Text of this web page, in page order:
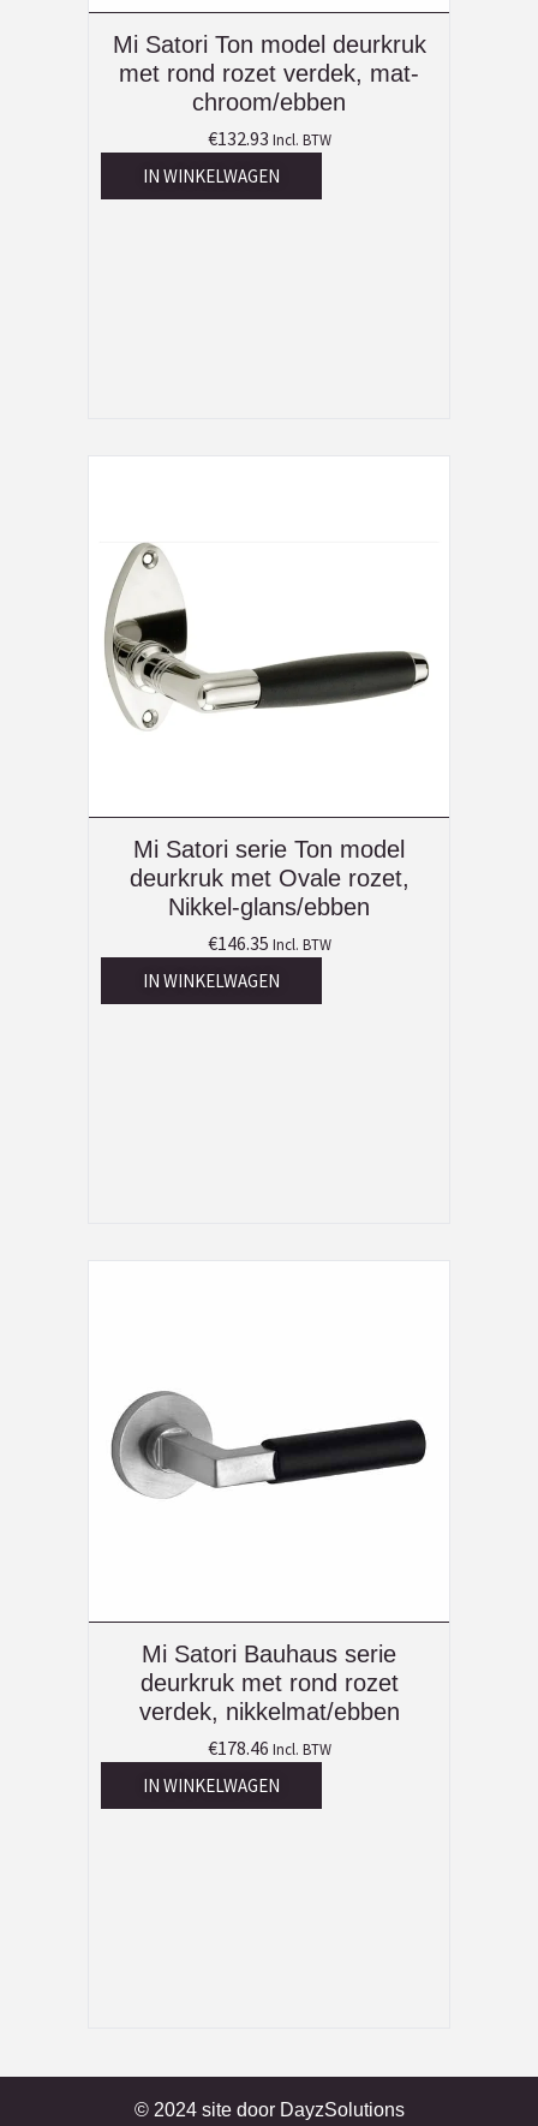
Mi Satori Ton model deurkruk
met rond rozet verdek, mat-
chroom/ebben
€132.93 Incl. BTW
IN WINKELWAGEN
Mi Satori serie Ton model
deurkruk met Ovale rozet,
Nikkel-glans/ebben
€146.35 Incl. BTW
IN WINKELWAGEN
Mi Satori Bauhaus serie
deurkruk met rond rozet
verdek, nikkelmat/ebben
€178.46 Incl. BTW
IN WINKELWAGEN
© 2024 site door DayzSolutions